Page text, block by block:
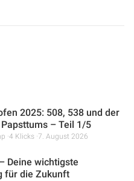
2025: 508, 538 und der
– Teil 1/5
4 Klicks 7. August 2026
Deine wichtigste
für die Zukunft